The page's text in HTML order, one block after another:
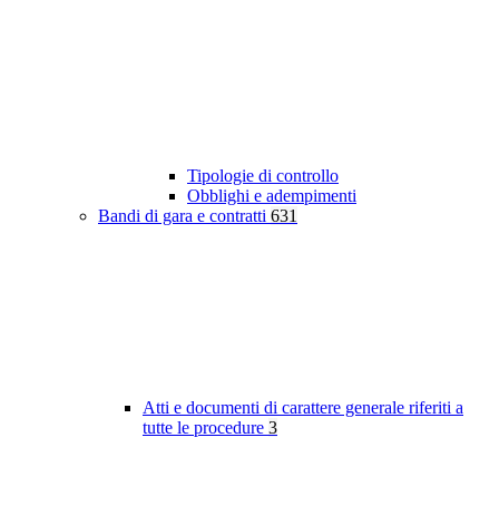
Tipologie di controllo
Obblighi e adempimenti
Bandi di gara e contratti 631
Atti e documenti di carattere generale riferiti a
tutte le procedure 3